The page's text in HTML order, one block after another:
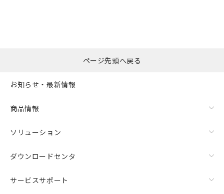
残留電圧特性
ページ先頭へ戻る
お知らせ・最新情報
商品情報
ソリューション
ダウンロードセンタ
サービスサポート